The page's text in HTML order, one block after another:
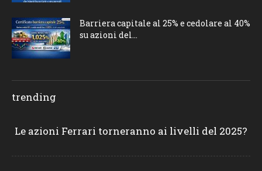
Barriera capitale al 25% e cedolare al 40%
su azioni del...
trending
Le azioni Ferrari torneranno ai livelli del 2025?